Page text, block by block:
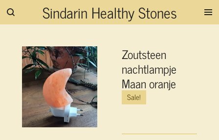
Ga
hoofdinhoud
Sindarin Healthy Stones
Zoutsteen
nachtlampje
Maan oranje
Sale!